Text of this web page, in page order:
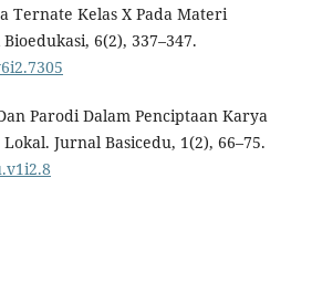
Ternate Kelas X Pada Materi
6(2), 337–347.
Parodi Dalam Penciptaan Karya
Jurnal Basicedu, 1(2), 66–75.